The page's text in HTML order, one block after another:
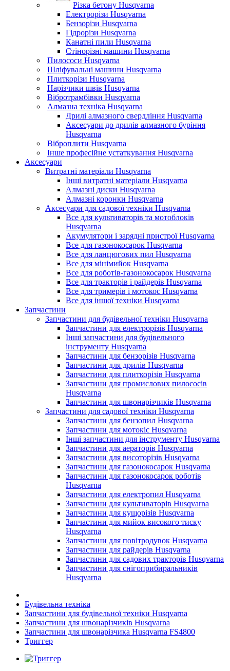
Різка бетону Husqvarna
Електрорізи Husqvarna
Бензорізи Husqvarna
Гідрорізи Husqvarna
Канатні пили Husqvarna
Стінорізні машини Husqvarna
Пилососи Husqvarna
Шліфувальні машини Husqvarna
Плиткорізи Husqvarna
Нарізчики швів Husqvarna
Вібротрамбівки Husqvarna
Алмазна техніка Husqvarna
Дрилі алмазного свердління Husqvarna
Аксесуари до дрилів алмазного буріння
Husqvarna
Віброплити Husqvarna
Інше професійне устаткування Husqvarna
Аксесуари
Витратні матеріали Husqvarna
Інші витратні матеріали Husqvarna
Алмазні диски Husqvarna
Алмазні коронки Husqvarna
Аксесуари для садової техніки Husqvarna
Все для культиваторів та мотоблоків
Husqvarna
Акумулятори і зарядні пристрої Husqvarna
Все для газонокосарок Husqvarna
Все для ланцюгових пил Husqvarna
Все для мінімийок Husqvarna
Все для роботів-газонокосарок Husqvarna
Все для тракторів і райдерів Husqvarna
Все для тримерів і мотокос Husqvarna
Все для іншої техніки Husqvarna
Запчастини
Запчастини для будівельної техніки Husqvarna
Запчастини для електрорізів Husqvarna
Інші запчастини для будівельного
інструменту Husqvarna
Запчастини для бензорізів Husqvarna
Запчастини для дрилів Husqvarna
Запчастини для плиткорізів Husqvarna
Запчастини для промислових пилососів
Husqvarna
Запчастини для швонарізчиків Husqvarna
Запчастини для садової техніки Husqvarna
Запчастини для бензопил Husqvarna
Запчастини для мотокіс Husqvarna
Інші запчастини для інструменту Husqvarna
Запчастини для аераторів Husqvarna
Запчастини для висоторізів Husqvarna
Запчастини для газонокосарок Husqvarna
Запчастини для газонокосарок роботів
Husqvarna
Запчастини для електропил Husqvarna
Запчастини для культиваторів Husqvarna
Запчастини для кущорізів Husqvarna
Запчастини для мийок високого тиску
Husqvarna
Запчастини для повітродувок Husqvarna
Запчастини для райдерів Husqvarna
Запчастини для садових тракторів Husqvarna
Запчастини для снігоприбиральників
Husqvarna
Будівельна техніка
Запчастини для будівельної техніки Husqvarna
Запчастини для швонарізчиків Husqvarna
Запчастини для швонарізчика Husqvarna FS4800
Триггер